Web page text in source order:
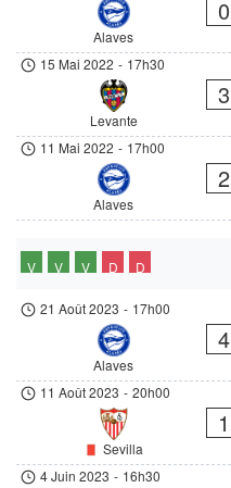
Alaves
0
15 Mai 2022 - 17h30
Levante
3
11 Mai 2022 - 17h00
Alaves
2
V V V D D
21 Août 2023 - 17h00
Alaves
4
11 Août 2023 - 20h00
Sevilla
1
4 Juin 2023 - 16h30